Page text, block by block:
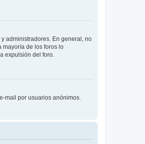
administradores. En general, no
mayoría de los foros lo
expulsión del foro.
mail por usuarios anónimos.